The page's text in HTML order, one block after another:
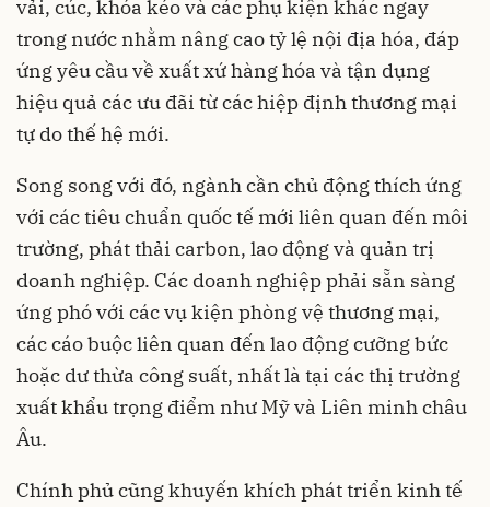
vải, cúc, khóa kéo và các phụ kiện khác ngay
trong nước nhằm nâng cao tỷ lệ nội địa hóa, đáp
ứng yêu cầu về xuất xứ hàng hóa và tận dụng
hiệu quả các ưu đãi từ các hiệp định thương mại
tự do thế hệ mới.
Song song với đó, ngành cần chủ động thích ứng
với các tiêu chuẩn quốc tế mới liên quan đến môi
trường, phát thải carbon, lao động và quản trị
doanh nghiệp. Các doanh nghiệp phải sẵn sàng
ứng phó với các vụ kiện phòng vệ thương mại,
các cáo buộc liên quan đến lao động cưỡng bức
hoặc dư thừa công suất, nhất là tại các thị trường
xuất khẩu trọng điểm như Mỹ và Liên minh châu
Âu.
Chính phủ cũng khuyến khích phát triển kinh tế